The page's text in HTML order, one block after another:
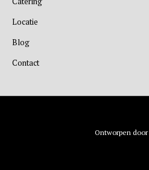
Locatie
Blog
Contact
Ontworpen door